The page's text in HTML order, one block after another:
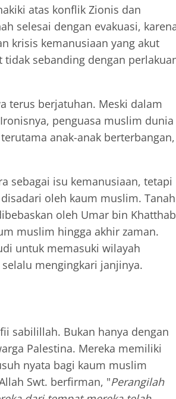
atas konflik Zionis dan
selesai dengan evakuasi,
krisis kemanusiaan yang akut
tidak sebanding dengan
terus berjatuhan. Meski dalam
penguasa muslim dunia
anak-anak berterbangan,
sebagai isu kemanusiaan, tetapi
oleh kaum muslim. Tanah
oleh Umar bin Khatthab
muslim hingga akhir zaman.
untuk memasuki wilayah
mengingkari janjinya.
sabilillah. Bukan hanya dengan
Palestina. Mereka memiliki
nyata bagi kaum muslim
Swt. berfirman, "Perangilah